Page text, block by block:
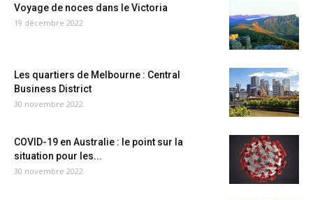
Voyage de noces dans le Victoria
19 décembre 2022
Les quartiers de Melbourne : Central
Business District
30 novembre 2022
COVID-19 en Australie : le point sur la
situation pour les...
30 novembre 2022